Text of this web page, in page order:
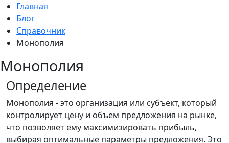
Главная
Блог
Справочник
Монополия
Монополия
Определение
Монополия - это организация или субъект, который
контролирует цену и объем предложения на рынке,
что позволяет ему максимизировать прибыль,
выбирая оптимальные параметры предложения. Это